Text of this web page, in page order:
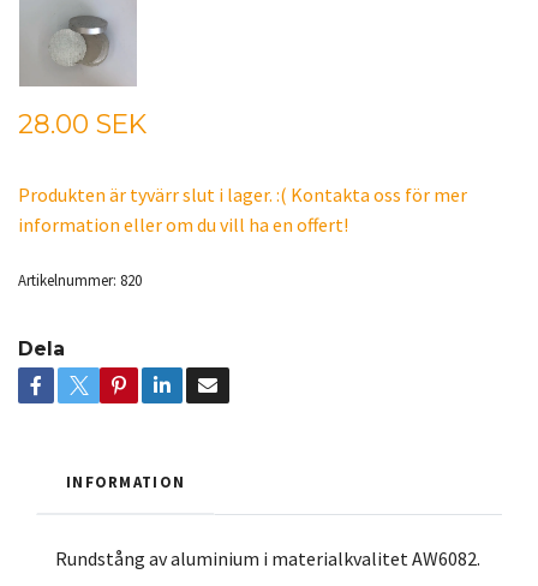
28.00 SEK
Produkten är tyvärr slut i lager. :( Kontakta oss för mer
information eller om du vill ha en offert!
Artikelnummer: 820
Dela
INFORMATION
Rundstång av aluminium i materialkvalitet AW6082.